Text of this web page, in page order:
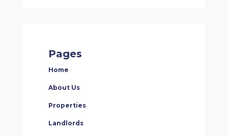
Pages
Home
About Us
Properties
Landlords